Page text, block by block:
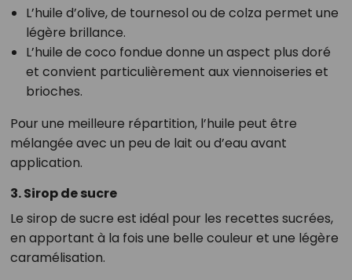
L’huile d’olive, de tournesol ou de colza permet une
légère brillance.
L’huile de coco fondue donne un aspect plus doré
et convient particulièrement aux viennoiseries et
brioches.
Pour une meilleure répartition, l’huile peut être
mélangée avec un peu de lait ou d’eau avant
application.
3. Sirop de sucre
Le sirop de sucre est idéal pour les recettes sucrées,
en apportant à la fois une belle couleur et une légère
caramélisation.